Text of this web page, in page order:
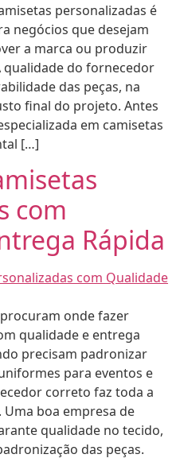
personalizadas é
negócios que desejam
a marca ou produzir
qualidade do fornecedor
das peças, na
final do projeto. Antes
em camisetas
[…]
com
Rápida
onde fazer
qualidade e entrega
precisam padronizar
para eventos e
correto faz toda a
boa empresa de
qualidade no tecido,
das peças.